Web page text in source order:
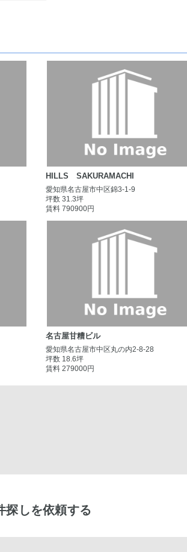
HILLS SAKURAMACHI
愛知県名古屋市中区錦3-1-9
坪数 31.3坪
賃料 790900円
名古屋甘糟ビル
愛知県名古屋市中区丸の内2-8-28
坪数 18.6坪
賃料 279000円
探しを依頼する